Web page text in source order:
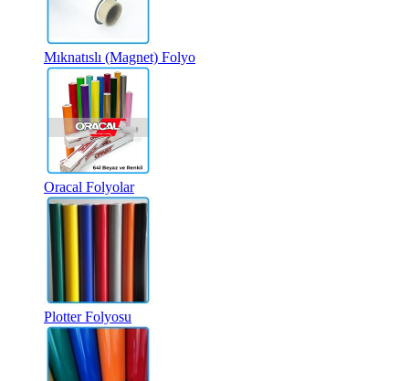
Mıknatıslı (Magnet) Folyo
Oracal Folyolar
Plotter Folyosu